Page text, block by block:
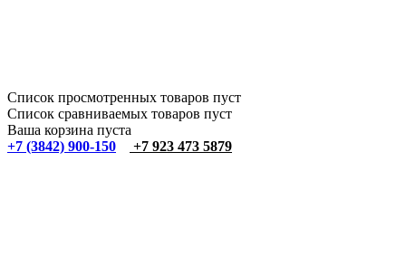
Список просмотренных товаров пуст
Список сравниваемых товаров пуст
Ваша корзина пуста
+7 (3842) 900-150
+7 923 473 5879